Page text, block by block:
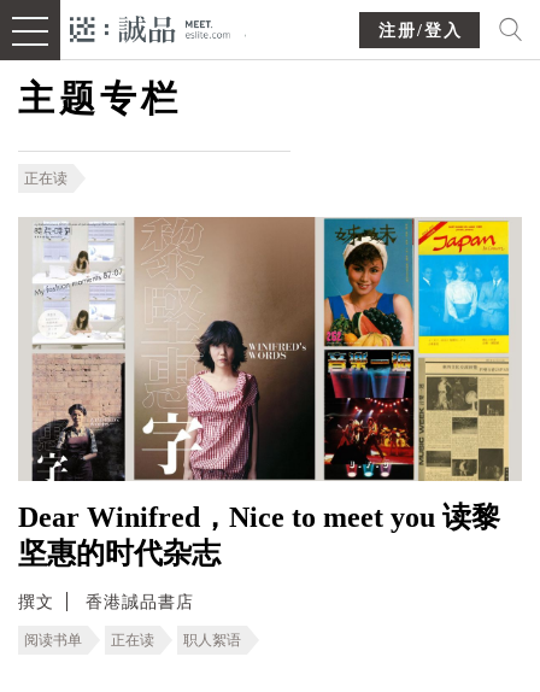
注册/登入
主题专栏
正在读
Dear Winifred，Nice to meet you 读黎
坚惠的时代杂志
撰文 香港誠品書店
阅读书单 正在读 职人絮语